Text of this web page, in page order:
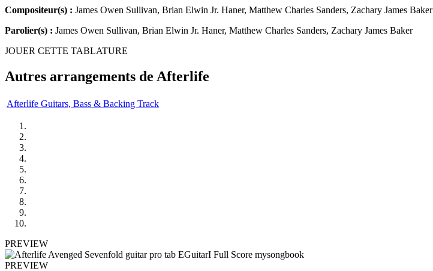
Compositeur(s) : James Owen Sullivan, Brian Elwin Jr. Haner, Matthew Charles Sanders, Zachary James Baker
Parolier(s) : James Owen Sullivan, Brian Elwin Jr. Haner, Matthew Charles Sanders, Zachary James Baker
JOUER CETTE TABLATURE
Autres arrangements de Afterlife
Afterlife Guitars, Bass & Backing Track
PREVIEW
PREVIEW